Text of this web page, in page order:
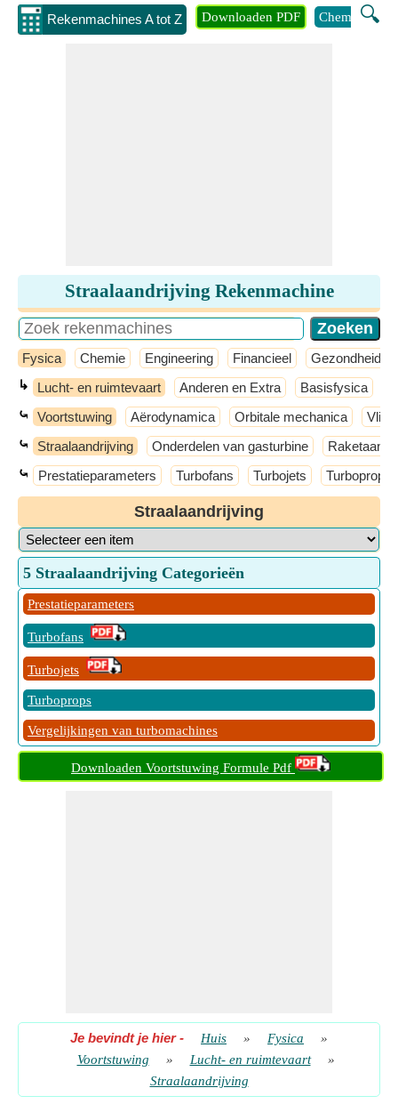
Rekenmachines A tot Z 🔍
Downloaden PDF Chemie
Straalaandrijving Rekenmachine
Fysica Chemie Engineering Financieel Gezondheid
↳ Lucht- en ruimtevaart Anderen en Extra Basisfysica
⤿ Voortstuwing Aërodynamica Orbitale mechanica
⤿ Straalaandrijving Onderdelen van gasturbine
⤿ Prestatieparameters Turbofans Turbojets Turboprops
Straalaandrijving
5 Straalaandrijving Categorieën
Prestatieparameters
Turbofans
Turbojets
Turboprops
Vergelijkingen van turbomachines
Downloaden Voortstuwing Formule Pdf
Je bevindt je hier- Huis » Fysica
»
Voortstuwing
» Lucht- en ruimtevaart
»
Straalaandrijving